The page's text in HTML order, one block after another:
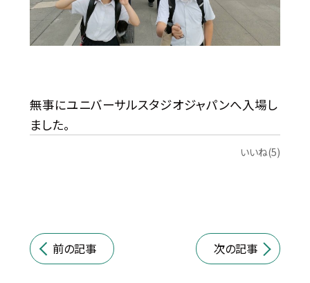
無事にユニバーサルスタジオジャパンへ入場し
ました。
いいね(5)
前の記事 次の記事